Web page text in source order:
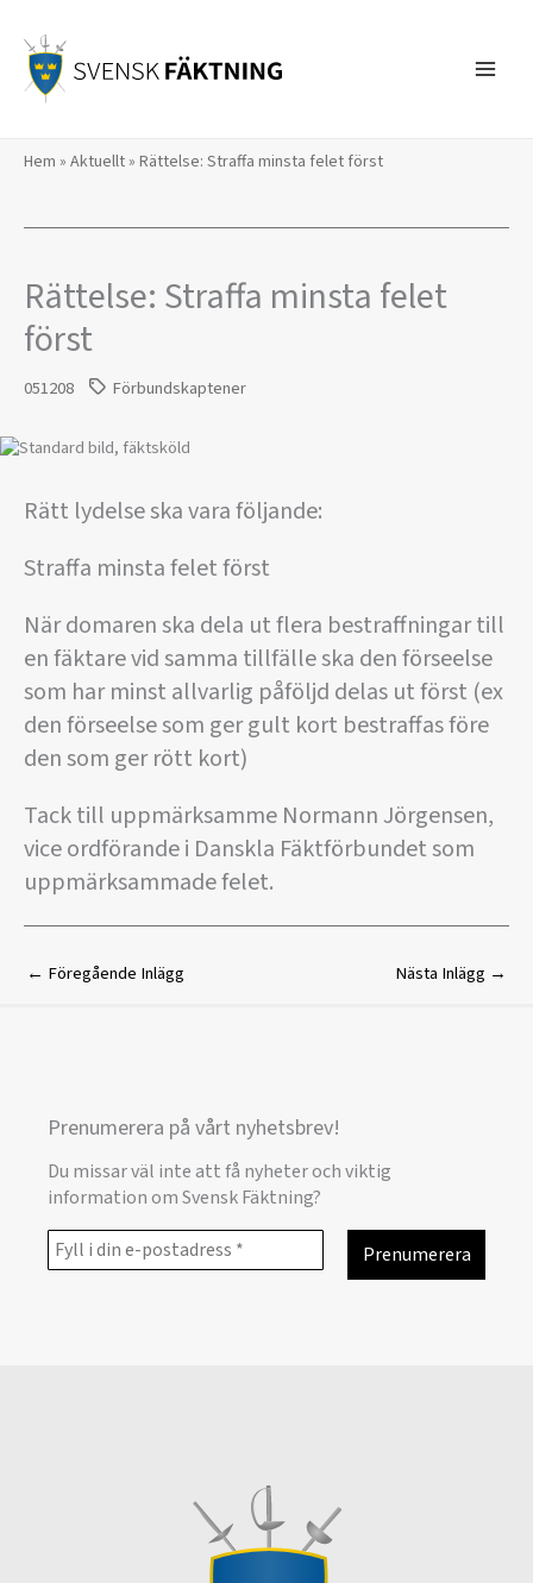
innehåll
Hem » Aktuellt» Rättelse: Straffa minsta felet först
Rättelse: Straffa minsta felet
först
051208 Förbundskaptener
Rätt lydelse ska vara följande:
Straffa minsta felet först
När domaren ska dela ut flera bestraffningar till
en fäktare vid samma tillfälle ska den förseelse
som har minst allvarlig påföljd delas ut först (ex
den förseelse som ger gult kort bestraffas före
den som ger rött kort)
Tack till uppmärksamme Normann Jörgensen,
vice ordförande i Danskla Fäktförbundet som
uppmärksammade felet.
← Föregående Inlägg Nästa Inlägg →
Prenumerera på vårt nyhetsbrev!
Du missar väl inte att få nyheter och viktig
information om Svensk Fäktning?